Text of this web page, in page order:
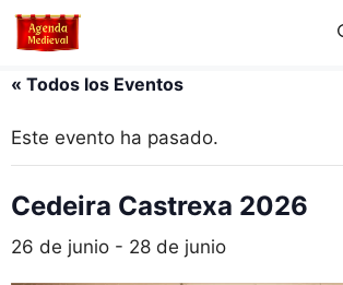
Saltar
« Todos los Eventos
Este evento ha pasado.
Cedeira Castrexa 2026
26 de junio - 28 de junio